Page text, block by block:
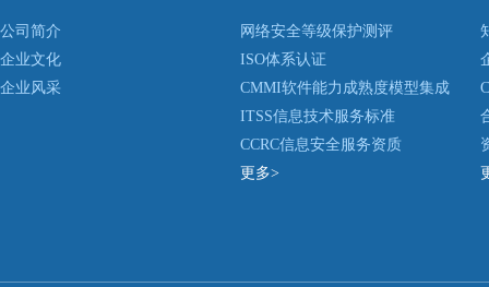
公司简介
企业文化
企业风采
网络安全等级保护测评
ISO体系认证
CMMI软件能力成熟度模型集成
ITSS信息技术服务标准
CCRC信息安全服务资质
更多>